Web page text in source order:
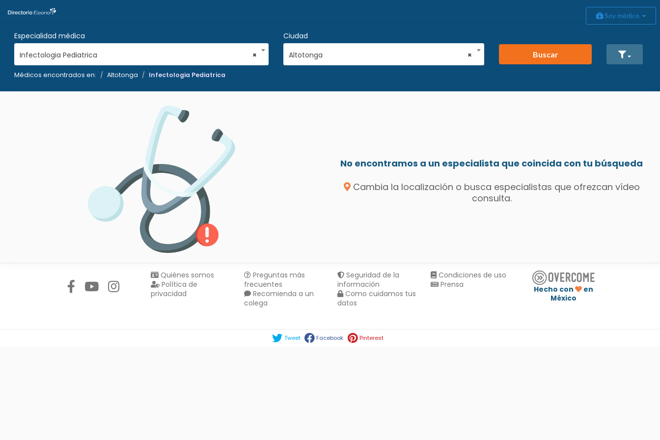
Soy médico
Especialidad médica
×
Infectologia Pediatrica
Ciudad
×
Altotonga Buscar
Médicos encontrados en: Altotonga Infectologia Pediatrica
No encontramos a un especialista que coincida con tu búsqueda
Cambia la localización o busca especialistas que ofrezcan vídeo
consulta.
Quiénes somos
Política de
privacidad
Preguntas más
frecuentes
Recomienda a un
colega
Seguridad de la
información
Como cuidamos tus
datos
Condiciones de uso
Prensa
Hecho con
en
México
Tweet Facebook Pinterest